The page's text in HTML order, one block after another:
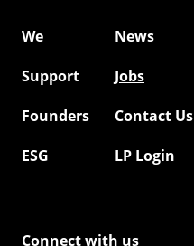
We
News
Support
Jobs
Founders
Contact Us
ESG
LP Login
Connect with us